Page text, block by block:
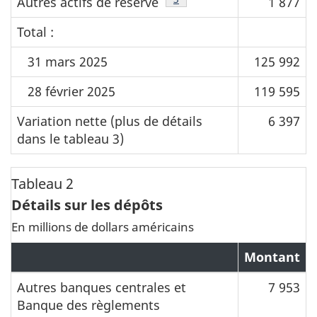
Total :
31 mars 2025
125 992
28 février 2025
119 595
Variation nette (plus de détails
dans le tableau 3)
6 397
Tableau 2
Détails sur les dépôts
En millions de dollars américains
Montant
Autres banques centrales et
Banque des règlements
7 953